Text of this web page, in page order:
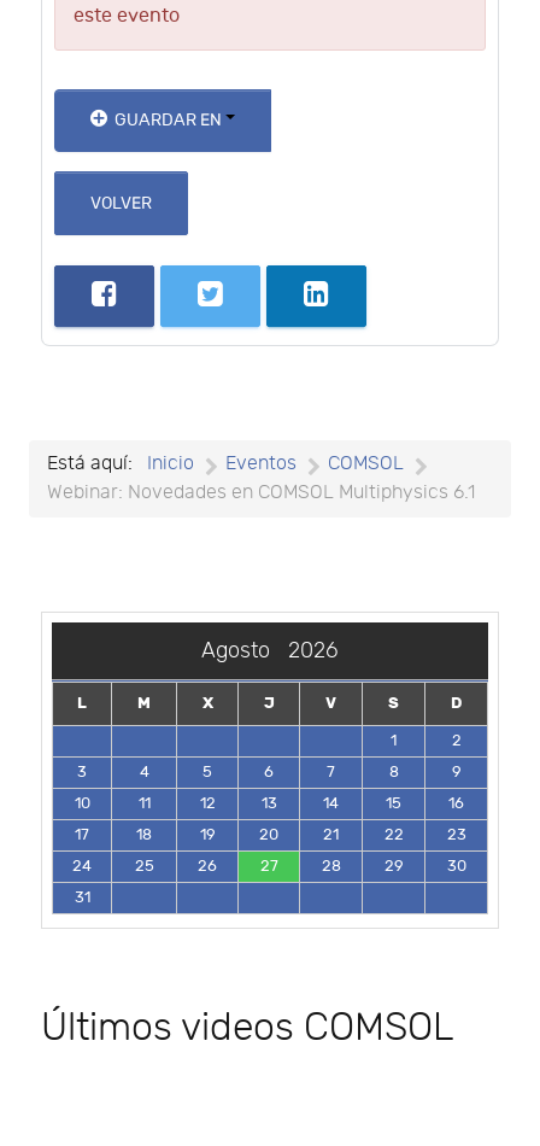
este evento
GUARDAR EN
VOLVER
Está aquí: Inicio Eventos
COMSOL
Webinar: Novedades en COMSOL Multiphysics 6.1
Agosto 2026
L M X J V S
D
1
2
3
4 5 6 7 8
9
10
11 12 13 14 15
16
17
18 19 20 21 22
23
24
25 26 27 28 29
30
31
Últimos videos COMSOL